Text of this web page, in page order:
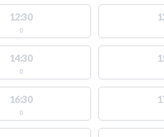
12:30
0
14:30
0
16:30
0